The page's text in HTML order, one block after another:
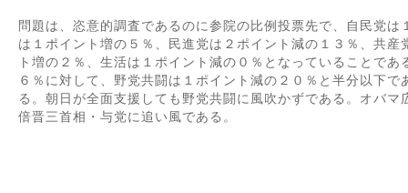
問題は、恣意的調査であるのに参院の比例投票先で、自民党
は１ポイント増の５％、民進党は２ポイント減の１３％、共
ト増の２％、生活は１ポイント減の０％となっていることで
６％に対して、野党共闘は１ポイント減の２０％と半分以下
る。朝日が全面支援しても野党共闘に風吹かずである。オバ
倍晋三首相・与党に追い風である。